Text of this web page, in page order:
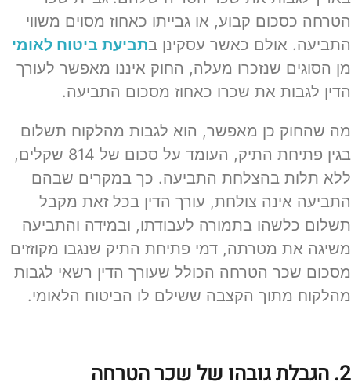
הטרחה כסכום קבוע, או גבייתו כאחוז מסוים משווי
התביעה. אולם כאשר עסקינן בתביעת ביטוח לאומי
מן הסוגים שנזכרו מעלה, החוק איננו מאפשר לעורך
הדין לגבות את שכרו כאחוז מסכום התביעה.
מה שהחוק כן מאפשר, הוא לגבות מהלקוח תשלום
בגין פתיחת התיק, העומד על סכום של 814 שקלים,
ללא תלות בהצלחת התביעה. כך במקרים שבהם
התביעה אינה צולחת, עורך הדין בכל זאת מקבל
תשלום כלשהו בתמורה לעבודתו, ובמידה והתביעה
משיגה את מטרתה, דמי פתיחת התיק שנגבו מקוזזים
מסכום שכר הטרחה הכולל שעורך הדין רשאי לגבות
מהלקוח מתוך הקצבה ששילם לו הביטוח הלאומי.
2. הגבלת גובהו של שכר הטרחה